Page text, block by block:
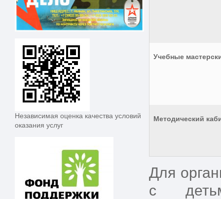
Независимая оценка качества условий
оказания услуг
Учебные
Методический
Для
с